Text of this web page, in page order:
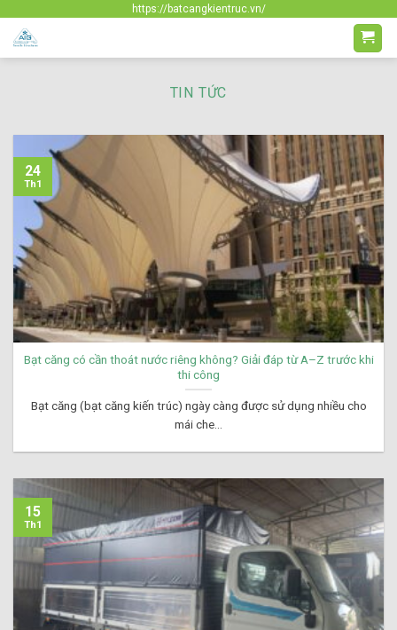
content
https://batcangkientruc.vn/
TIN TỨC
Bạt căng có cần thoát nước riêng không? Giải đáp từ A–Z trước khi
thi công
Bạt căng (bạt căng kiến trúc) ngày càng được sử dụng nhiều cho
mái che...
24
Th1
15
Th1